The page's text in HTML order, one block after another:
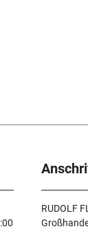
RUDOLF